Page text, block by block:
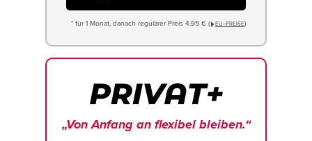
* für 1 Monat, danach regulärer Preis 4,95 € ( EU−PREISE)
„Von Anfang an flexibel bleiben.“